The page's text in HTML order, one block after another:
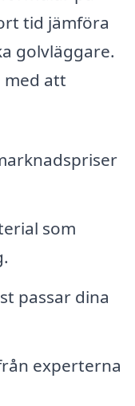
tid jämföra
golvläggare.
med att
som
passar dina
experterna